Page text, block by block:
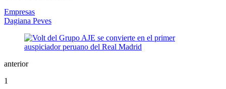
Empresas
Dagiana Peves
anterior
1